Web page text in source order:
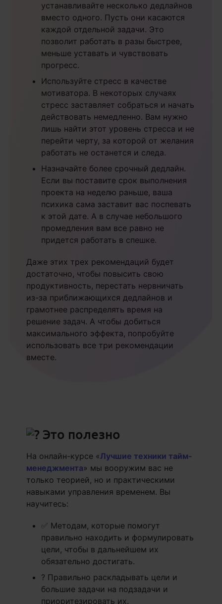
устанавливайте несколько дедлайнов
вместо одного. Пусть они касаются
каждой отдельной задачи. Это
позволит работать в разы быстрее,
меньше уставать и чувствовать
прогресс.
Используйте стресс в качестве
мотиватора. В некоторых случаях
стресс заставляет собраться и начать
действовать немедленно. Вам нужно
лишь найти этот уровень стресса и не
перейти черту, за которой от желания
работать не останется и следа.
Назначайте более срочный дедлайн.
Если вы поставите срок выполнения
проекта на неделю раньше, ваша
психика сама заставит вас поспевать
к этой дате. А в случае небольшого
промедления вам все равно не
придется работать в спешке.
Даже этих трех рекомендаций будет
достаточно, чтобы повысить свою
продуктивность, перестать нервничать
из-за приближающихся дедлайнов и
грамотнее распределять время на
решение задач. А чтобы добиться
максимального эффекта, попробуйте
использовать все три рекомендации
вместе.
Это полезно
На онлайн-курсе «Лучшие техники тайм-
менеджмента» мы вооружим вас не
только теорией, но и практическими
навыками управления временем. Вы
научитесь:
✅ Методам, которые помогут
правильно находить и формулировать
цели, чтобы в дальнейшем их
обязательно достигать.
? Правильно раскладывать цели и
большие задачи на подзадачи и
приоритезировать их.